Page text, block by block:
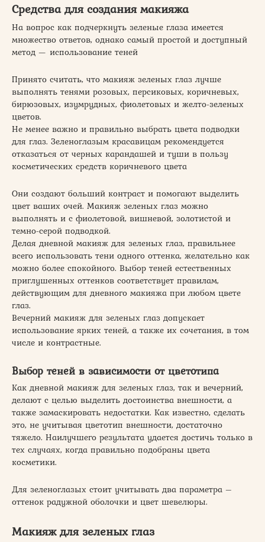
Средства для создания макияжа
На вопрос как подчеркнуть зеленые глаза имеется
множество ответов, однако самый простой и доступный
метод — использование теней
Принято считать, что макияж зеленых глаз лучше
выполнять тенями розовых, персиковых, коричневых,
бирюзовых, изумрудных, фиолетовых и желто-зеленых
цветов.
Не менее важно и правильно выбрать цвета подводки
для глаз. Зеленоглазым красавицам рекомендуется
отказаться от черных карандашей и туши в пользу
косметических средств коричневого цвета
Они создают больший контраст и помогают выделить
цвет ваших очей. Макияж зеленых глаз можно
выполнять и с фиолетовой, вишневой, золотистой и
темно-серой подводкой.
Делая дневной макияж для зеленых глаз, правильнее
всего использовать тени одного оттенка, желательно как
можно более спокойного. Выбор теней естественных
приглушенных оттенков соответствует правилам,
действующим для дневного макияжа при любом цвете
глаз.
Вечерний макияж для зеленых глаз допускает
использование ярких теней, а также их сочетания, в том
числе и контрастные.
Выбор теней в зависимости от цветотипа
Как дневной макияж для зеленых глаз, так и вечерний,
делают с целью выделить достоинства внешности, а
также замаскировать недостатки. Как известно, сделать
это, не учитывая цветотип внешности, достаточно
тяжело. Наилучшего результата удается достичь только в
тех случаях, когда правильно подобраны цвета
косметики.
Для зеленоглазых стоит учитывать два параметра –
оттенок радужной оболочки и цвет шевелюры.
Макияж для зеленых глаз